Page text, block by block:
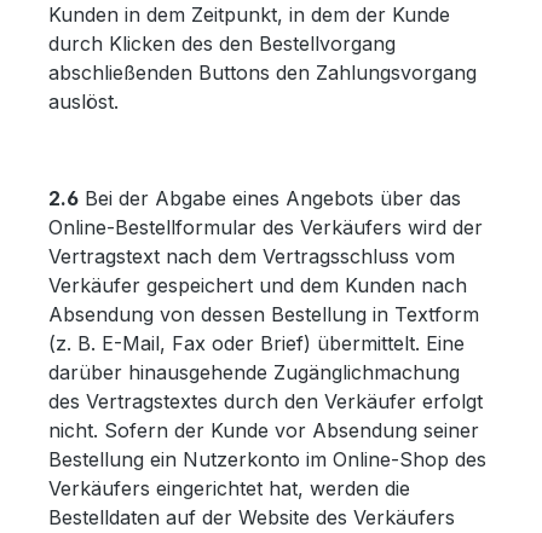
Kunden in dem Zeitpunkt, in dem der Kunde
durch Klicken des den Bestellvorgang
abschließenden Buttons den Zahlungsvorgang
auslöst.
2.6 Bei der Abgabe eines Angebots über das
Online-Bestellformular des Verkäufers wird der
Vertragstext nach dem Vertragsschluss vom
Verkäufer gespeichert und dem Kunden nach
Absendung von dessen Bestellung in Textform
(z. B. E-Mail, Fax oder Brief) übermittelt. Eine
darüber hinausgehende Zugänglichmachung
des Vertragstextes durch den Verkäufer erfolgt
nicht. Sofern der Kunde vor Absendung seiner
Bestellung ein Nutzerkonto im Online-Shop des
Verkäufers eingerichtet hat, werden die
Bestelldaten auf der Website des Verkäufers